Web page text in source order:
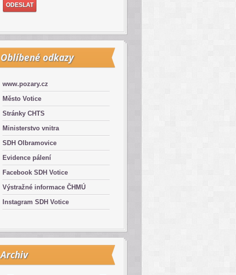
Oblíbené odkazy
www.pozary.cz
Město Votice
Stránky CHTS
Ministerstvo vnitra
SDH Olbramovice
Evidence pálení
Facebook SDH Votice
Výstražné informace ČHMÚ
Instagram SDH Votice
Archiv